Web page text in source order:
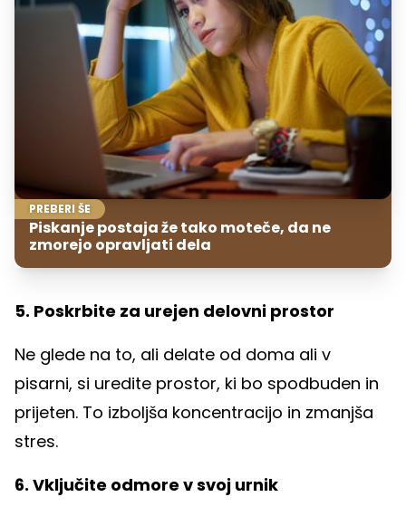
PREBERI ŠE
Piskanje postaja že tako moteče, da ne
zmorejo opravljati dela
5. Poskrbite za urejen delovni prostor
Ne glede na to, ali delate od doma ali v
pisarni, si uredite prostor, ki bo spodbuden in
prijeten. To izboljša koncentracijo in zmanjša
stres.
6. Vključite odmore v svoj urnik